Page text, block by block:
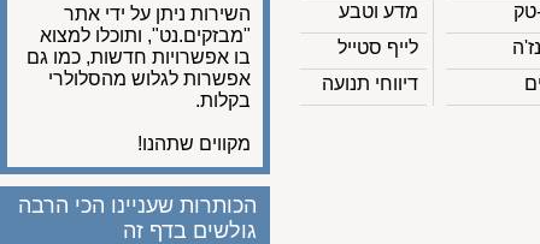
מדע וטבע
לייף סטייל
דיווחי תנועה
השירות ניתן על ידי אתר
"מבזקים.נט", ותוכלו למצוא
בו אפשרויות חדשות, כמו גם
אפשרות לגלוש מהסלולרי
בקלות.
מקווים שתהנו!
הכותרות שעניינו הכי הרבה
גולשים בדף זה